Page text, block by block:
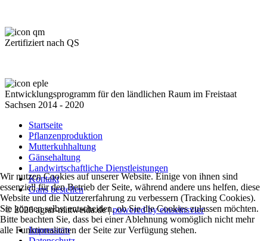
Zertifiziert nach QS
Entwicklungsprogramm für den ländlichen Raum im Freistaat
Sachsen 2014 - 2020
Startseite
Pflanzen­produktion
Mutterkuhhaltung
Gänse­haltung
Landwirtschaftliche Dienstleistungen
Kontakt
Gans bestellen
© 2026 agrar-mittweida.de |powered by einseinsvier
Impressum
Wir nutzen Cookies auf unserer Website. Einige von ihnen sind
essenziell für den Betrieb der Seite, während andere uns helfen, diese
Website und die Nutzererfahrung zu verbessern (Tracking Cookies).
Sie können selbst entscheiden, ob Sie die Cookies zulassen möchten.
Bitte beachten Sie, dass bei einer Ablehnung womöglich nicht mehr
alle Funktionalitäten der Seite zur Verfügung stehen.